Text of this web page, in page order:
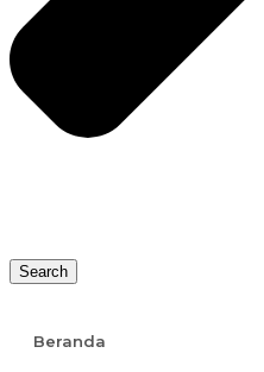
Search
Beranda